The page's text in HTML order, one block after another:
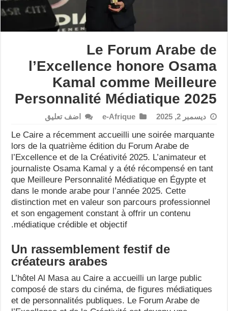
Le Forum Arabe de
l’Excellence honore Osama
Kamal comme Meilleure
Personnalité Médiatique 2025
ديسمبر 2, 2025 e-Afrique اضف تعليق
Le Caire a récemment accueilli une soirée marquante
lors de la quatrième édition du Forum Arabe de
l’Excellence et de la Créativité 2025. L’animateur et
journaliste Osama Kamal y a été récompensé en tant
que Meilleure Personnalité Médiatique en Égypte et
dans le monde arabe pour l’année 2025. Cette
distinction met en valeur son parcours professionnel
et son engagement constant à offrir un contenu
médiatique crédible et objectif.
Un rassemblement festif de
créateurs arabes
L’hôtel Al Masa au Caire a accueilli un large public
composé de stars du cinéma, de figures médiatiques
et de personnalités publiques. Le Forum Arabe de